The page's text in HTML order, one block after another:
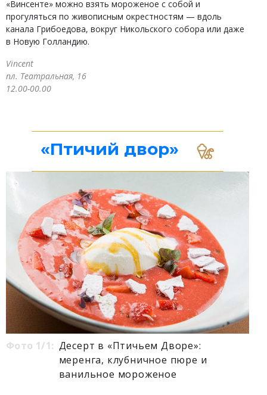
«Винсенте» можно взять мороженое с собой и
прогуляться по живописным окрестностям — вдоль
канала Грибоедова, вокруг Никольского собора или даже
в Новую Голландию.
Vincent
пл. Театральная, 16
12.00-00.00
«Птичий двор»
Фото 1/1: Десерт в «Птичьем Дворе»:
меренга, клубничное пюре и
ванильное мороженое